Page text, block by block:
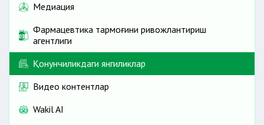
Медиация
Фармацевтика тармоғини ривожлантириш
агентлиги
Қонунчиликдаги янгиликлар
Видео контентлар
Wakil AI